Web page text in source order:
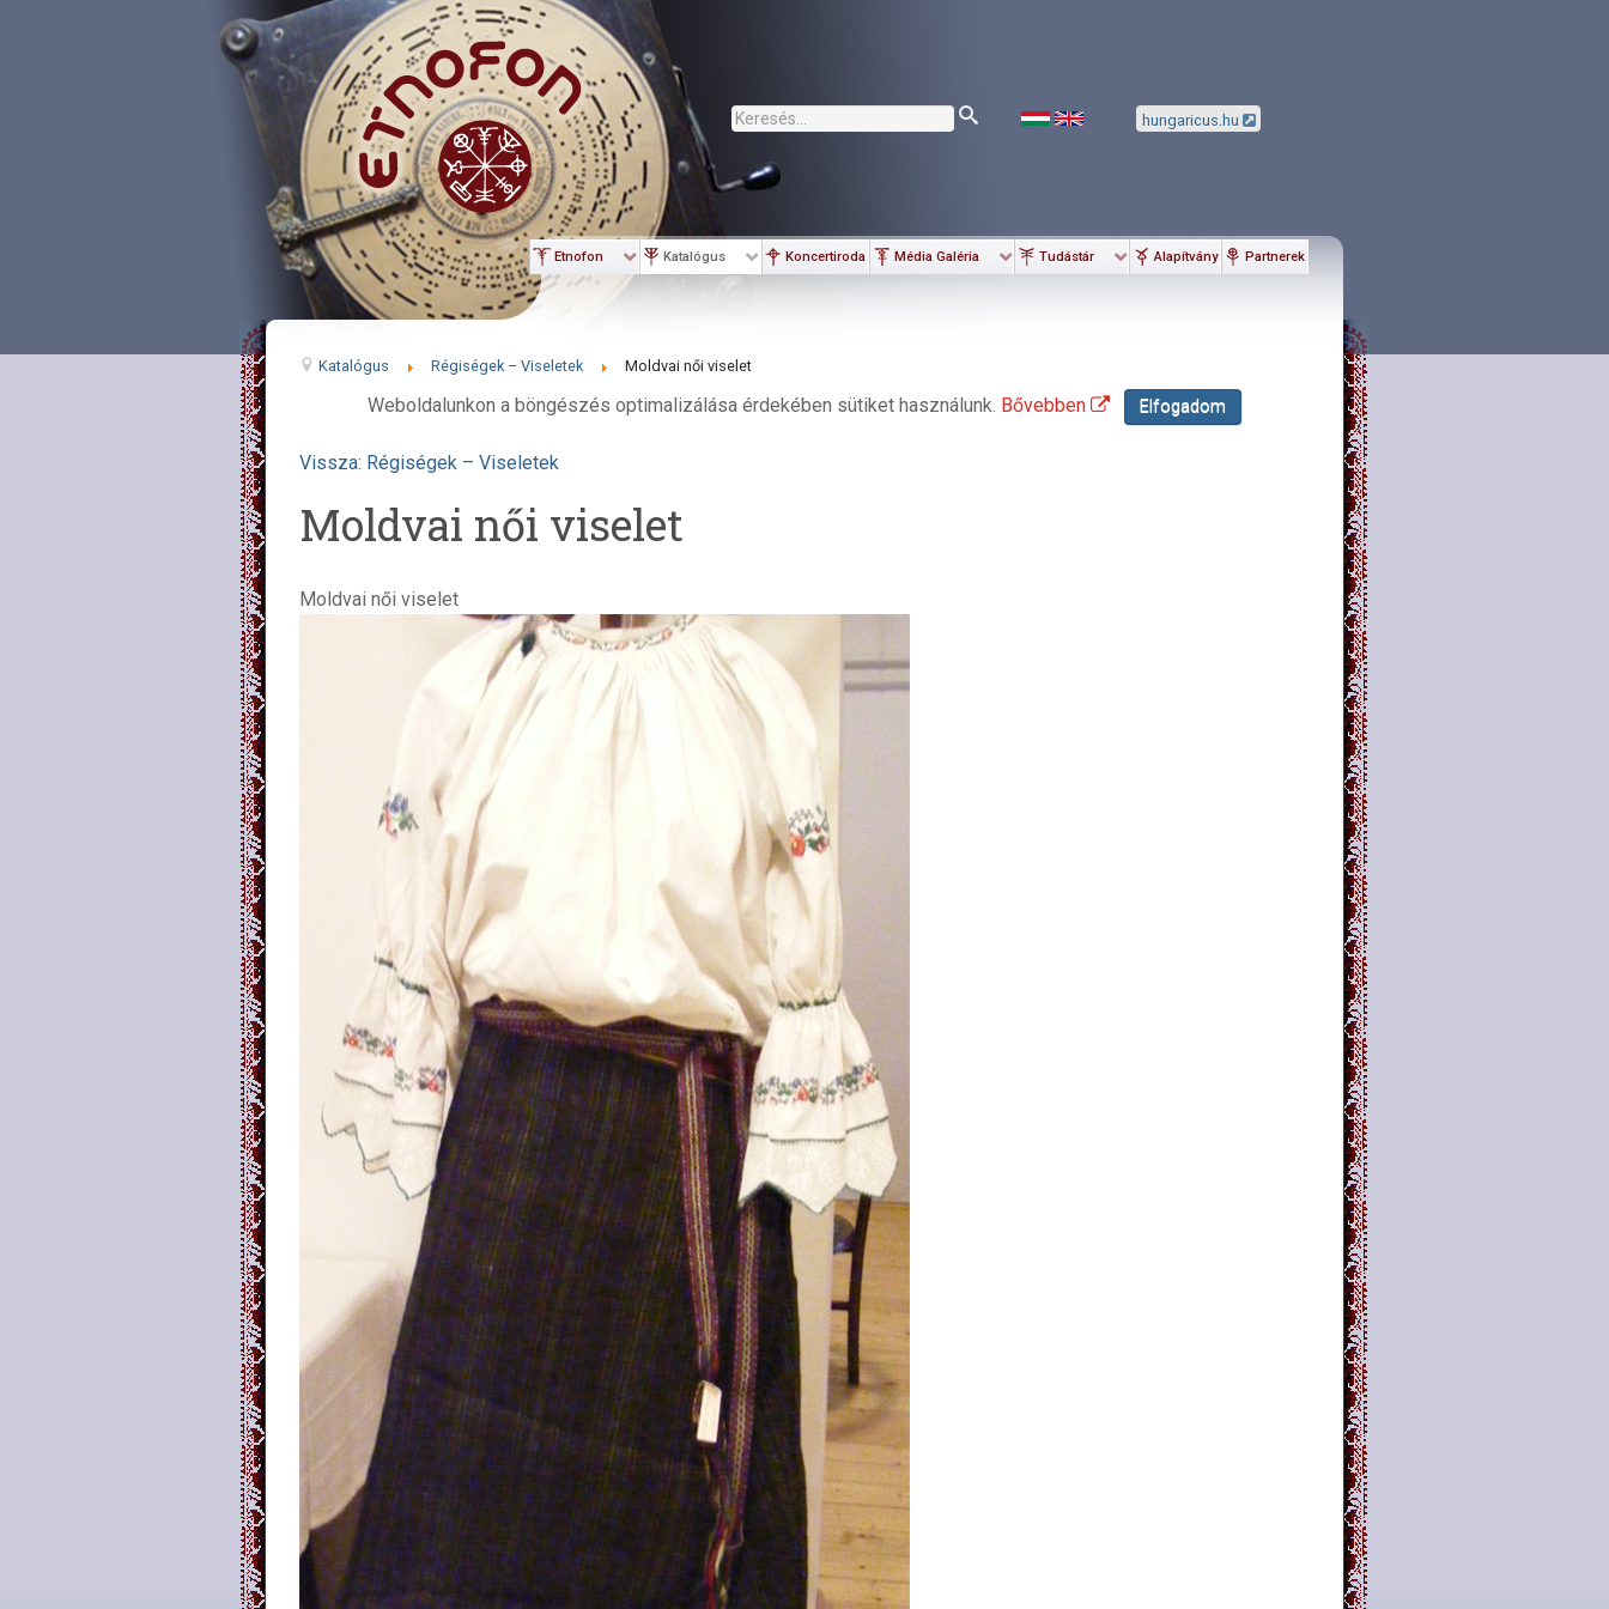
Keresés... hungaricus.hu
Etnofon Katalógus Koncertiroda Média Galéria Tudástár Alapítvány Partnerek
Katalógus Régiségek – Viseletek Moldvai női viselet
Weboldalunkon a böngészés optimalizálása érdekében sütiket használunk. Bővebben Elfogadom
Vissza: Régiségek – Viseletek
Moldvai női viselet
Moldvai női viselet